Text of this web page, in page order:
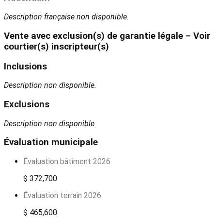
Description française non disponible.
Vente avec exclusion(s) de garantie légale – Voir
courtier(s) inscripteur(s)
Inclusions
Description non disponible.
Exclusions
Description non disponible.
Évaluation municipale
Évaluation bâtiment 2026
$ 372,700
Évaluation terrain 2026
$ 465,600